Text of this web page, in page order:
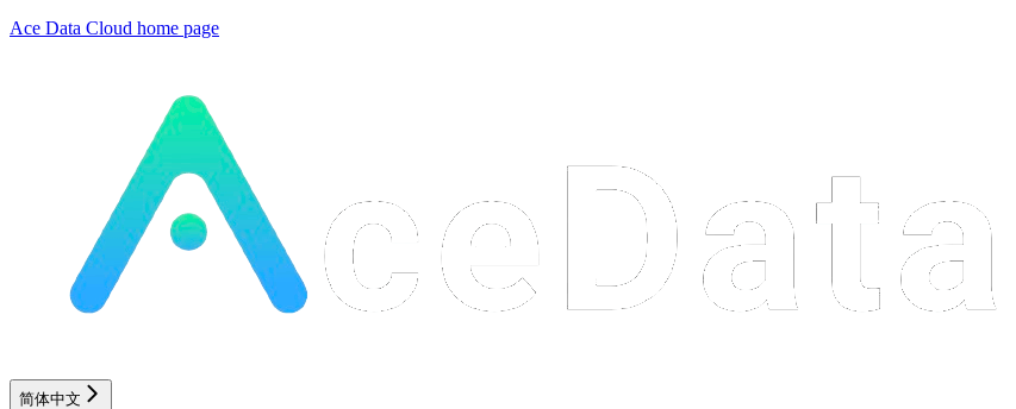
Ace Data Cloud home page
简体中文